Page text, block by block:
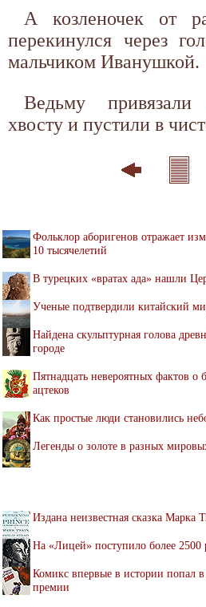
А козленочек от
перекинулся через
мальчиком Иванушкой.
Ведьму
хвосту и пустили в
Фольклор аборигенов отражает
10 тысячелетий
В турецких «вратах ада» нашли
Ученые подтвердили китайский
Найдена скульптурная голова
городе
Пятнадцать невероятных фактов о
ацтеков
Как простые люди становились
Легенды о золоте в разных
Издана неизвестная сказка Марка
На «Лицей» поступило более 2500
Комикс впервые в истории попал в
премии